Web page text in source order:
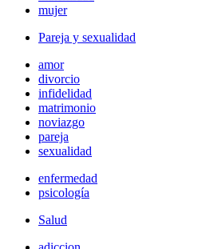
mujer
Pareja y sexualidad
amor
divorcio
infidelidad
matrimonio
noviazgo
pareja
sexualidad
enfermedad
psicología
Salud